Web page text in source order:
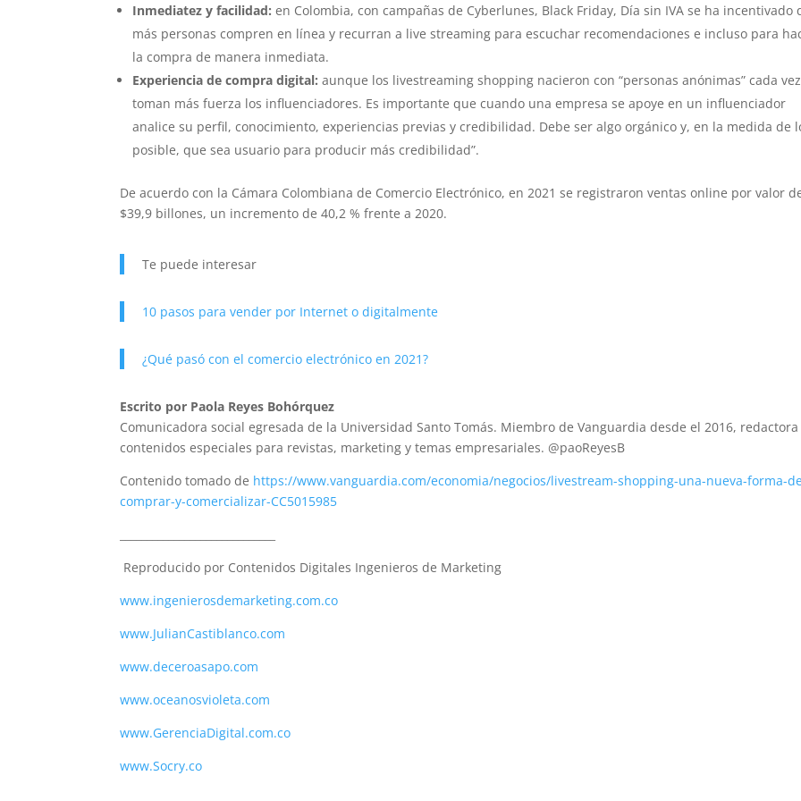
Inmediatez y facilidad: en Colombia, con campañas de Cyberlunes, Black Friday, Día sin IVA se ha incentivado
más personas compren en línea y recurran a live streaming para escuchar recomendaciones e incluso para
la compra de manera inmediata.
Experiencia de compra digital: aunque los livestreaming shopping nacieron con “personas anónimas” cada vez
toman más fuerza los influenciadores. Es importante que cuando una empresa se apoye en un influenciador
analice su perfil, conocimiento, experiencias previas y credibilidad. Debe ser algo orgánico y, en la medida de
posible, que sea usuario para producir más credibilidad”.
De acuerdo con la Cámara Colombiana de Comercio Electrónico, en 2021 se registraron ventas online por valor
$39,9 billones, un incremento de 40,2 % frente a 2020.
Te puede interesar
10 pasos para vender por Internet o digitalmente
¿Qué pasó con el comercio electrónico en 2021?
Escrito por Paola Reyes Bohórquez
Comunicadora social egresada de la Universidad Santo Tomás. Miembro de Vanguardia desde el 2016, redactora
contenidos especiales para revistas, marketing y temas empresariales. @paoReyesB
Contenido tomado de https://www.vanguardia.com/economia/negocios/livestream-shopping-una-nueva-forma-
comprar-y-comercializar-CC5015985
Reproducido por Contenidos Digitales Ingenieros de Marketing
www.ingenierosdemarketing.com.co
www.JulianCastiblanco.com
www.deceroasapo.com
www.oceanosvioleta.com
www.GerenciaDigital.com.co
www.Socry.co